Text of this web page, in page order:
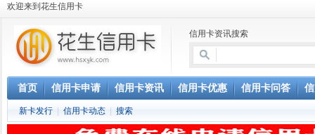
欢迎来到花生信用卡
信用卡资讯搜索
首页 信用卡申请 信用卡资讯 信用卡优惠 信用卡问答
新卡发行 信用卡动态 搜索